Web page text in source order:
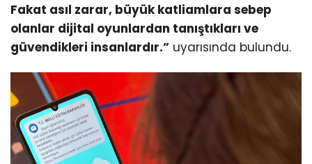
Fakat asıl zarar, büyük katliamlara sebep
olanlar dijital oyunlardan tanıştıkları ve
güvendikleri insanlardır.” uyarısında bulundu.